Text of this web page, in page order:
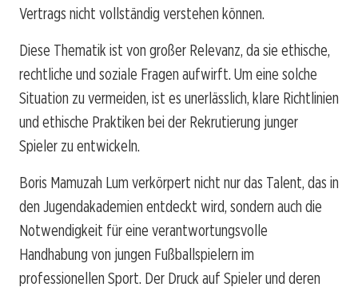
Vertrags nicht vollständig verstehen können.
Diese Thematik ist von großer Relevanz, da sie ethische,
rechtliche und soziale Fragen aufwirft. Um eine solche
Situation zu vermeiden, ist es unerlässlich, klare Richtlinien
und ethische Praktiken bei der Rekrutierung junger
Spieler zu entwickeln.
Boris Mamuzah Lum verkörpert nicht nur das Talent, das in
den Jugendakademien entdeckt wird, sondern auch die
Notwendigkeit für eine verantwortungsvolle
Handhabung von jungen Fußballspielern im
professionellen Sport. Der Druck auf Spieler und deren